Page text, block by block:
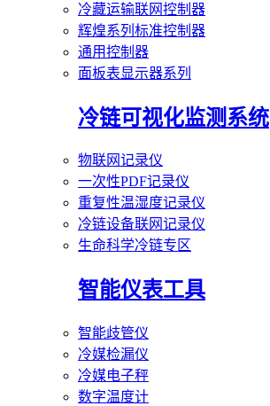
冷藏运输联网控制器
辉煌系列标准控制器
通用控制器
面板表显示器系列
冷链可视化监测系统
物联网记录仪
一次性PDF记录仪
重复性温湿度记录仪
冷链设备联网记录仪
生命科学冷链专区
智能仪表工具
智能歧管仪
冷媒检漏仪
冷媒电子秤
数字温度计